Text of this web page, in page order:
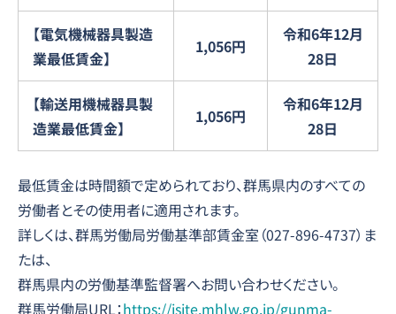
【電気機械器具製造
業最低賃金】
1,056円
令和6年12月
28日
【輸送用機械器具製
造業最低賃金】
1,056円
令和6年12月
28日
最低賃金は時間額で定められており、群馬県内のすべての
労働者とその使用者に適用されます。
詳しくは、群馬労働局労働基準部賃金室（027-896-4737）ま
たは、
群馬県内の労働基準監督署へお問い合わせください。
群馬労働局URL：https://jsite.mhlw.go.jp/gunma-